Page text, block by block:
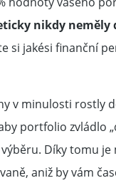
nikdy neměly
si jakési finanční
v minulosti rostly
portfolio zvládlo
Díky tomu je
aniž by vám